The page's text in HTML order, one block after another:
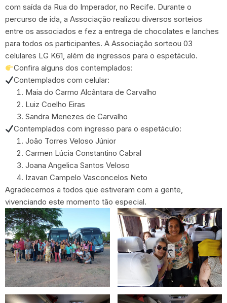
com saída da Rua do Imperador, no Recife. Durante o
percurso de ida, a Associação realizou diversos sorteios
entre os associados e fez a entrega de chocolates e lanches
para todos os participantes. A Associação sorteou 03
celulares LG K61, além de ingressos para o espetáculo.
Confira alguns dos contemplados:
Contemplados com celular:
Maia do Carmo Alcântara de Carvalho
Luiz Coelho Eiras
Sandra Menezes de Carvalho
Contemplados com ingresso para o espetáculo:
João Torres Veloso Júnior
Carmen Lúcia Constantino Cabral
Joana Angelica Santos Veloso
Izavan Campelo Vasconcelos Neto
Agradecemos a todos que estiveram com a gente,
vivenciando este momento tão especial.